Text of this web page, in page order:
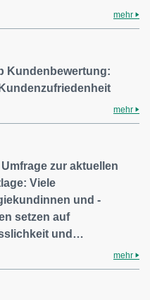
mehr
Kundenbewertung:
mehr
Umfrage zur aktuellen
Viele
und -
setzen auf
und…
mehr